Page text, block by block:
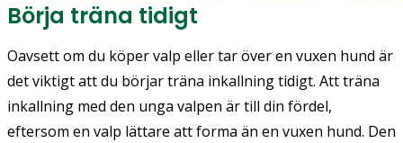
Börja träna tidigt
Oavsett om du köper valp eller tar över en vuxen hund är
det viktigt att du börjar träna inkallning tidigt. Att träna
inkallning med den unga valpen är till din fördel,
eftersom en valp lättare att forma än en vuxen hund. Den